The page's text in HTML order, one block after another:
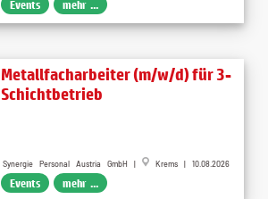
Events mehr ...
Metallfacharbeiter (m/w/d) für 3-
Schichtbetrieb
Synergie Personal Austria GmbH | Krems | 10.08.2026
Events mehr ...